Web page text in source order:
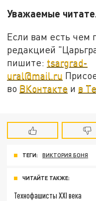
Уважаемые
Если вам есть чем
редакцией
пишите: tsargrad-
ural@mail.ru
во ВКонтакте и в
ТЕГИ: ВИКТОРИЯ БОНЯ
ЧИТАЙТЕ ТАКЖЕ:
Технофашисты XXI века